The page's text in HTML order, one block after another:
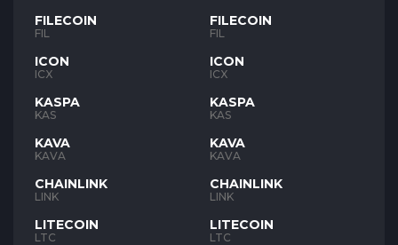
FILECOIN
FIL
ICON
ICX
KASPA
KAS
KAVA
KAVA
CHAINLINK
LINK
LITECOIN
LTC
FILECOIN
FIL
ICON
ICX
KASPA
KAS
KAVA
KAVA
CHAINLINK
LINK
LITECOIN
LTC